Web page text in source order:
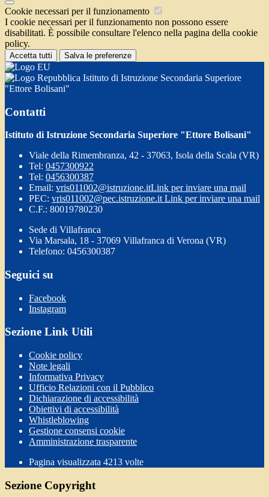
Cookie necessari per il funzionamento
I cookie necessari per il funzionamento non possono essere
disabilitati. È possibile consultare l'elenco nella pagina della cookie
policy.
Accetta tutti Salva le preferenze
Istituto di Istruzione Secondaria Superiore
"Ettore Bolisani"
Contatti
Istituto di Istruzione Secondaria Superiore "Ettore Bolisani"
Viale della Rimembranza, 42 - 37063, Isola della Scala (VR)
Tel: 0457300922
Tel: 0456300387
Email: vris011002@istruzione.itLink per inviare una mail
PEC: vris011002@pec.istruzione.it Link per inviare una mail
C.F.: 80019780230
Sede di Villafranca
Via Marsala, 18 - 37069 Villafranca di Verona (VR)
Telefono: 0456300387
Seguici su
Facebook
Instagram
Sezione Link Utili
Cookie policy
Note legali
Informativa Privacy
Ufficio Relazioni con il Pubblico
Dichiarazione di accessibilità
Obiettivi di accessibilità
Whistleblowing
Gestione consensi cookie
Amministrazione trasparente
Pagina visualizzata 4213 volte
Sezione Copyright